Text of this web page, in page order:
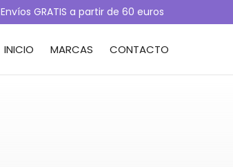
Envíos GRATIS a partir de 60 euros
INICIO MARCAS CONTACTO